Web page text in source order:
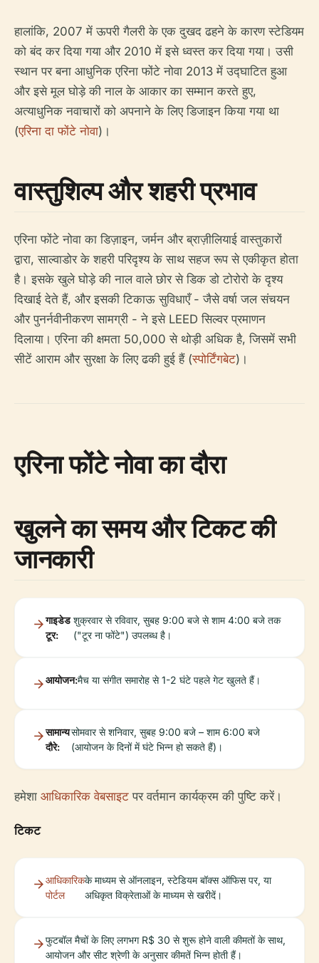
हालांकि, 2007 में ऊपरी गैलरी के एक दुखद ढहने के कारण स्टेडियम
को बंद कर दिया गया और 2010 में इसे ध्वस्त कर दिया गया। उसी
स्थान पर बना आधुनिक एरिना फोंटे नोवा 2013 में उद्घाटित हुआ
और इसे मूल घोड़े की नाल के आकार का सम्मान करते हुए,
अत्याधुनिक नवाचारों को अपनाने के लिए डिजाइन किया गया था
(एरिना दा फोंटे नोवा)।
वास्तुशिल्प और शहरी प्रभाव
एरिना फोंटे नोवा का डिज़ाइन, जर्मन और ब्राज़ीलियाई वास्तुकारों
द्वारा, साल्वाडोर के शहरी परिदृश्य के साथ सहज रूप से एकीकृत होता
है। इसके खुले घोड़े की नाल वाले छोर से डिक डो टोरोरो के दृश्य
दिखाई देते हैं, और इसकी टिकाऊ सुविधाएँ - जैसे वर्षा जल संचयन
और पुनर्नवीनीकरण सामग्री - ने इसे LEED सिल्वर प्रमाणन
दिलाया। एरिना की क्षमता 50,000 से थोड़ी अधिक है, जिसमें सभी
सीटें आराम और सुरक्षा के लिए ढकी हुई हैं (स्पोर्टिंगबेट)।
एरिना फोंटे नोवा का दौरा
खुलने का समय और टिकट की
जानकारी
गाइडेड
टूर:
शुक्रवार से रविवार, सुबह 9:00 बजे से शाम 4:00 बजे तक
("टूर ना फोंटे") उपलब्ध है।
आयोजन:मैच या संगीत समारोह से 1-2 घंटे पहले गेट खुलते हैं।
सामान्य
दौरे:
सोमवार से शनिवार, सुबह 9:00 बजे – शाम 6:00 बजे
(आयोजन के दिनों में घंटे भिन्न हो सकते हैं)।
हमेशा आधिकारिक वेबसाइट पर वर्तमान कार्यक्रम की पुष्टि करें।
टिकट
आधिकारिक
पोर्टल
के माध्यम से ऑनलाइन, स्टेडियम बॉक्स ऑफिस पर, या
अधिकृत विक्रेताओं के माध्यम से खरीदें।
फुटबॉल मैचों के लिए लगभग R$ 30 से शुरू होने वाली कीमतों के साथ,
आयोजन और सीट श्रेणी के अनुसार कीमतें भिन्न होती हैं।